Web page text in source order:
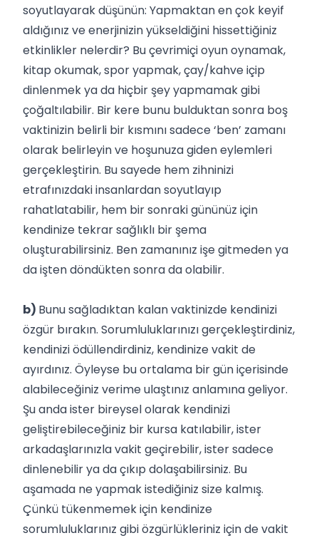
soyutlayarak düşünün: Yapmaktan en çok keyif
aldığınız ve enerjinizin yükseldiğini hissettiğiniz
etkinlikler nelerdir? Bu çevrimiçi oyun oynamak,
kitap okumak, spor yapmak, çay/kahve içip
dinlenmek ya da hiçbir şey yapmamak gibi
çoğaltılabilir. Bir kere bunu bulduktan sonra boş
vaktinizin belirli bir kısmını sadece ‘ben’ zamanı
olarak belirleyin ve hoşunuza giden eylemleri
gerçekleştirin. Bu sayede hem zihninizi
etrafınızdaki insanlardan soyutlayıp
rahatlatabilir, hem bir sonraki gününüz için
kendinize tekrar sağlıklı bir şema
oluşturabilirsiniz. Ben zamanınız işe gitmeden ya
da işten döndükten sonra da olabilir.
b) Bunu sağladıktan kalan vaktinizde kendinizi
özgür bırakın. Sorumluluklarınızı gerçekleştirdiniz,
kendinizi ödüllendirdiniz, kendinize vakit de
ayırdınız. Öyleyse bu ortalama bir gün içerisinde
alabileceğiniz verime ulaştınız anlamına geliyor.
Şu anda ister bireysel olarak kendinizi
geliştirebileceğiniz bir kursa katılabilir, ister
arkadaşlarınızla vakit geçirebilir, ister sadece
dinlenebilir ya da çıkıp dolaşabilirsiniz. Bu
aşamada ne yapmak istediğiniz size kalmış.
Çünkü tükenmemek için kendinize
sorumluluklarınız gibi özgürlükleriniz için de vakit